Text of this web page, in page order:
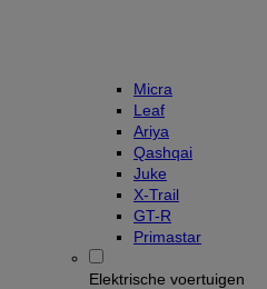
Micra
Leaf
Ariya
Qashqai
Juke
X-Trail
GT-R
Primastar
Elektrische voertuigen